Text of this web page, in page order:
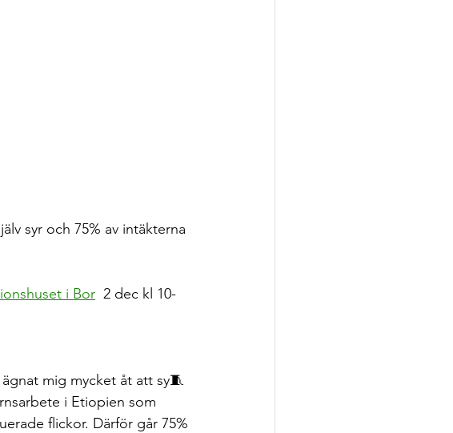
syr och 75% av intäkterna
i Bor
  2 dec kl 10-
mig mycket åt att sy🧵
i Etiopien som
flickor. Därför går 75%